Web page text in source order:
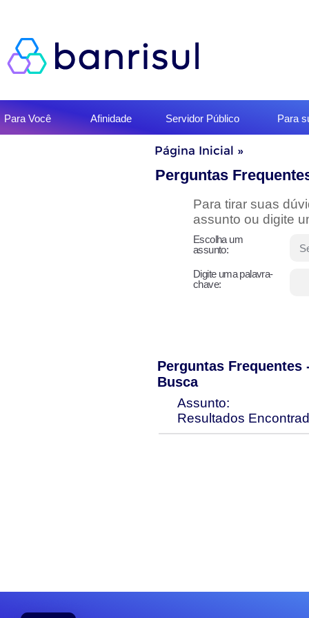
do
menu
Para Você Afinidade Servidor Público Para
Início
doPágina Inicial »
Perguntas
Para tirar suas
assunto ou digite
Escolha um
assunto:
Digite uma palavra-
chave:
Perguntas Frequentes
Busca
Assunto:
Resultados